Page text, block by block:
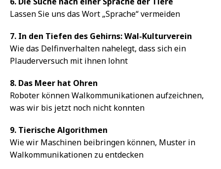
Lassen Sie uns das Wort „Sprache“ vermeiden
7. In den Tiefen des Gehirns: Wal-Kulturverein
Wie das Delfinverhalten nahelegt, dass sich ein
Plauderversuch mit ihnen lohnt
8. Das Meer hat Ohren
Roboter können Walkommunikationen aufzeichnen,
was wir bis jetzt noch nicht konnten
9. Tierische Algorithmen
Wie wir Maschinen beibringen können, Muster in
Walkommunikationen zu entdecken